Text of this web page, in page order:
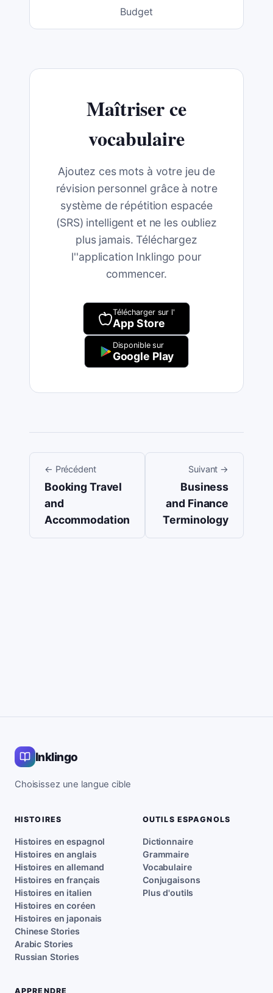
Budget
Maîtriser ce
vocabulaire
Ajoutez ces mots à votre jeu de
révision personnel grâce à notre
système de répétition espacée
(SRS) intelligent et ne les oubliez
plus jamais. Téléchargez
l''application Inklingo pour
commencer.
Télécharger sur l'
App Store
Disponible sur
Google Play
← Précédent
Booking Travel
and
Accommodation
Suivant →
Business
and Finance
Terminology
Inklingo
Choisissez une langue cible
HISTOIRES
Histoires en espagnol
Histoires en anglais
Histoires en allemand
Histoires en français
Histoires en italien
Histoires en coréen
Histoires en japonais
Chinese Stories
Arabic Stories
Russian Stories
OUTILS ESPAGNOLS
Dictionnaire
Grammaire
Vocabulaire
Conjugaisons
Plus d'outils
APPRENDRE